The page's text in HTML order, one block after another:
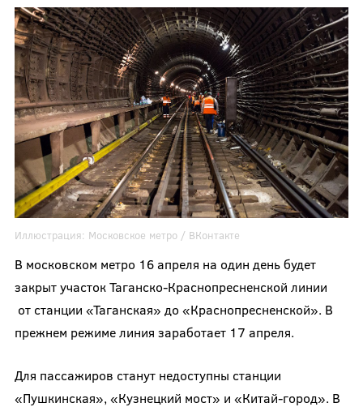
Иллюстрация: Московское метро/ ВКонтакте
В московском метро 16 апреля на один день будет
закрыт участок Таганско-Краснопресненской линии
от станции «Таганская» до «Краснопресненской». В
прежнем режиме линия заработает 17 апреля.
Для пассажиров станут недоступны станции
«Пушкинская», «Кузнецкий мост» и «Китай-город». В